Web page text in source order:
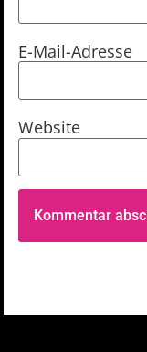
E-Mail-Adresse
Website